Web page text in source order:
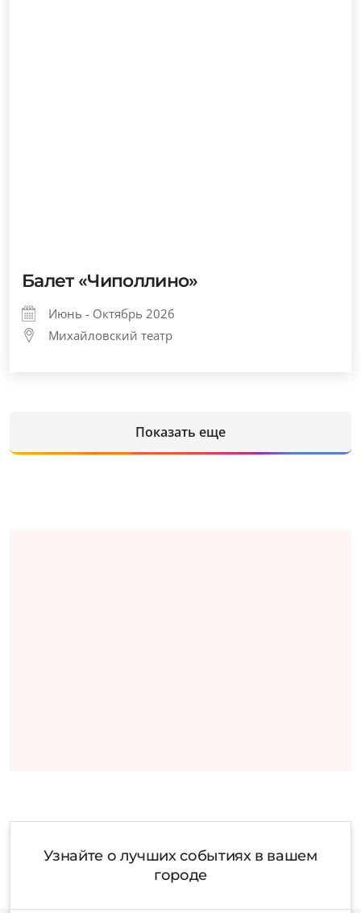
Балет «Чиполлино»
Июнь - Октябрь 2026
Михайловский театр
Показать еще
Узнайте о лучших событиях в вашем
городе